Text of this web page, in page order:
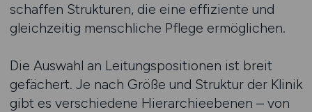
schaffen Strukturen, die eine effiziente und
gleichzeitig menschliche Pflege ermöglichen.
Die Auswahl an Leitungspositionen ist breit
gefächert. Je nach Größe und Struktur der Klinik
gibt es verschiedene Hierarchieebenen – von